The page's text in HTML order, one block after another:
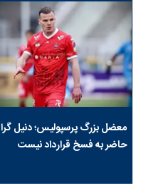
معضل بزرگ پرسپولیس؛ دنیل گرا
حاضر به فسخ قرارداد نیست